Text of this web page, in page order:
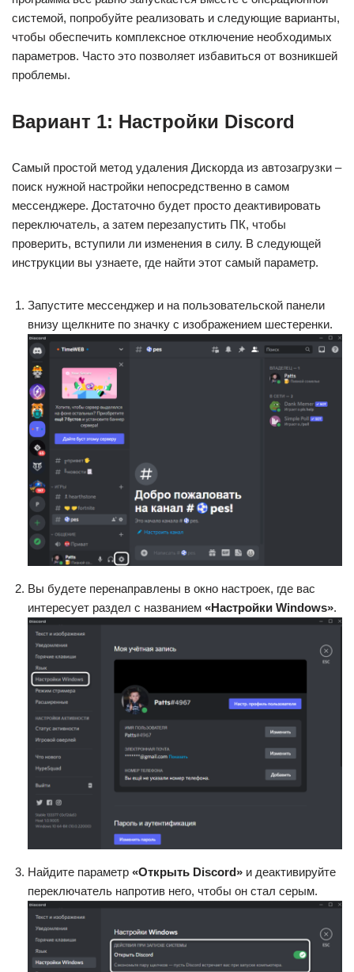
системой, попробуйте реализовать и следующие варианты,
чтобы обеспечить комплексное отключение необходимых
параметров. Часто это позволяет избавиться от возникшей
проблемы.
Вариант 1: Настройки Discord
Самый простой метод удаления Дискорда из автозагрузки –
поиск нужной настройки непосредственно в самом
мессенджере. Достаточно будет просто деактивировать
переключатель, а затем перезапустить ПК, чтобы
проверить, вступили ли изменения в силу. В следующей
инструкции вы узнаете, где найти этот самый параметр.
Запустите мессенджер и на пользовательской панели
внизу щелкните по значку с изображением шестеренки.
Вы будете перенаправлены в окно настроек, где вас
интересует раздел с названием «Настройки Windows».
Найдите параметр «Открыть Discord» и деактивируйте
переключатель напротив него, чтобы он стал серым.